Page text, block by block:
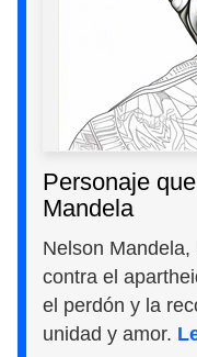
Personaje
Mandela
Nelson
contra el
el perdón y la
unidad y amor.